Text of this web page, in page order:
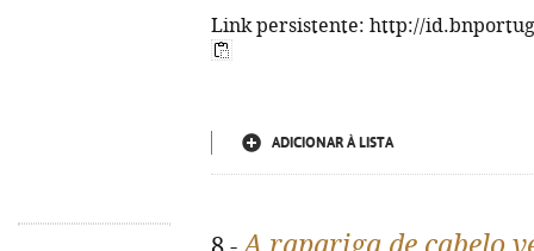
Link persistente: http://
ADICIONAR À LISTA